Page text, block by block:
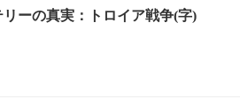
ーの真実：トロイア戦争(字)